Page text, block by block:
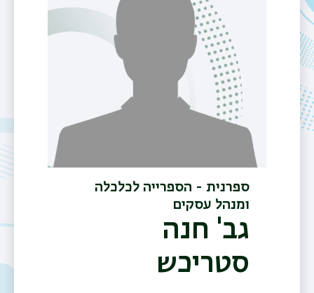
ספרנית - הספרייה לכלכלה
ומנהל עסקים
גב' חנה
סטריכש